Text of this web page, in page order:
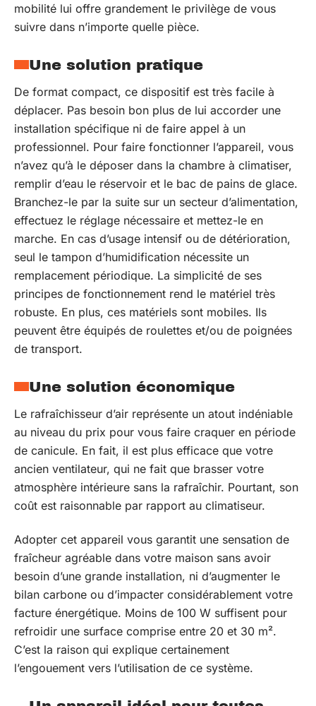
mobilité lui offre grandement le privilège de vous
suivre dans n’importe quelle pièce.
Une solution pratique
De format compact, ce dispositif est très facile à
déplacer. Pas besoin bon plus de lui accorder une
installation spécifique ni de faire appel à un
professionnel. Pour faire fonctionner l’appareil, vous
n’avez qu’à le déposer dans la chambre à climatiser,
remplir d’eau le réservoir et le bac de pains de glace.
Branchez-le par la suite sur un secteur d’alimentation,
effectuez le réglage nécessaire et mettez-le en
marche. En cas d’usage intensif ou de détérioration,
seul le tampon d’humidification nécessite un
remplacement périodique. La simplicité de ses
principes de fonctionnement rend le matériel très
robuste. En plus, ces matériels sont mobiles. Ils
peuvent être équipés de roulettes et/ou de poignées
de transport.
Une solution économique
Le rafraîchisseur d’air représente un atout indéniable
au niveau du prix pour vous faire craquer en période
de canicule. En fait, il est plus efficace que votre
ancien ventilateur, qui ne fait que brasser votre
atmosphère intérieure sans la rafraîchir. Pourtant, son
coût est raisonnable par rapport au climatiseur.
Adopter cet appareil vous garantit une sensation de
fraîcheur agréable dans votre maison sans avoir
besoin d’une grande installation, ni d’augmenter le
bilan carbone ou d’impacter considérablement votre
facture énergétique. Moins de 100 W suffisent pour
refroidir une surface comprise entre 20 et 30 m².
C’est la raison qui explique certainement
l’engouement vers l’utilisation de ce système.